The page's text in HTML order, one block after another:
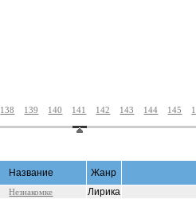
138 139 140 141 142 143 144 145
Название Жанр
Незнакомке Лирика